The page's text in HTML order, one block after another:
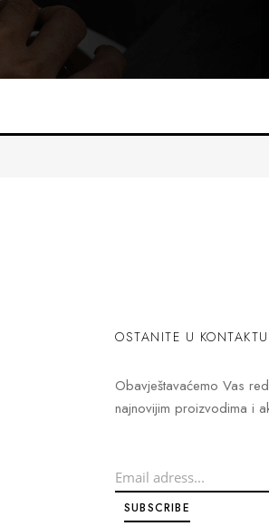
OSTANITE U
Obavještavaćemo Vas
najnovijim proizvodima i